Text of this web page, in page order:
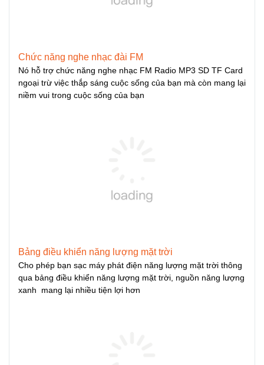
Chức năng nghe nhạc đài FM
Nó hỗ trợ chức năng nghe nhạc FM Radio MP3 SD TF Card
ngoại trừ việc thắp sáng cuộc sống của bạn mà còn mang lại
niềm vui trong cuộc sống của bạn
Bảng điều khiển năng lượng mặt trời
Cho phép bạn sạc máy phát điện năng lượng mặt trời thông
qua bảng điều khiển năng lượng mặt trời, nguồn năng lượng
xanh mang lại nhiều tiện lợi hơn